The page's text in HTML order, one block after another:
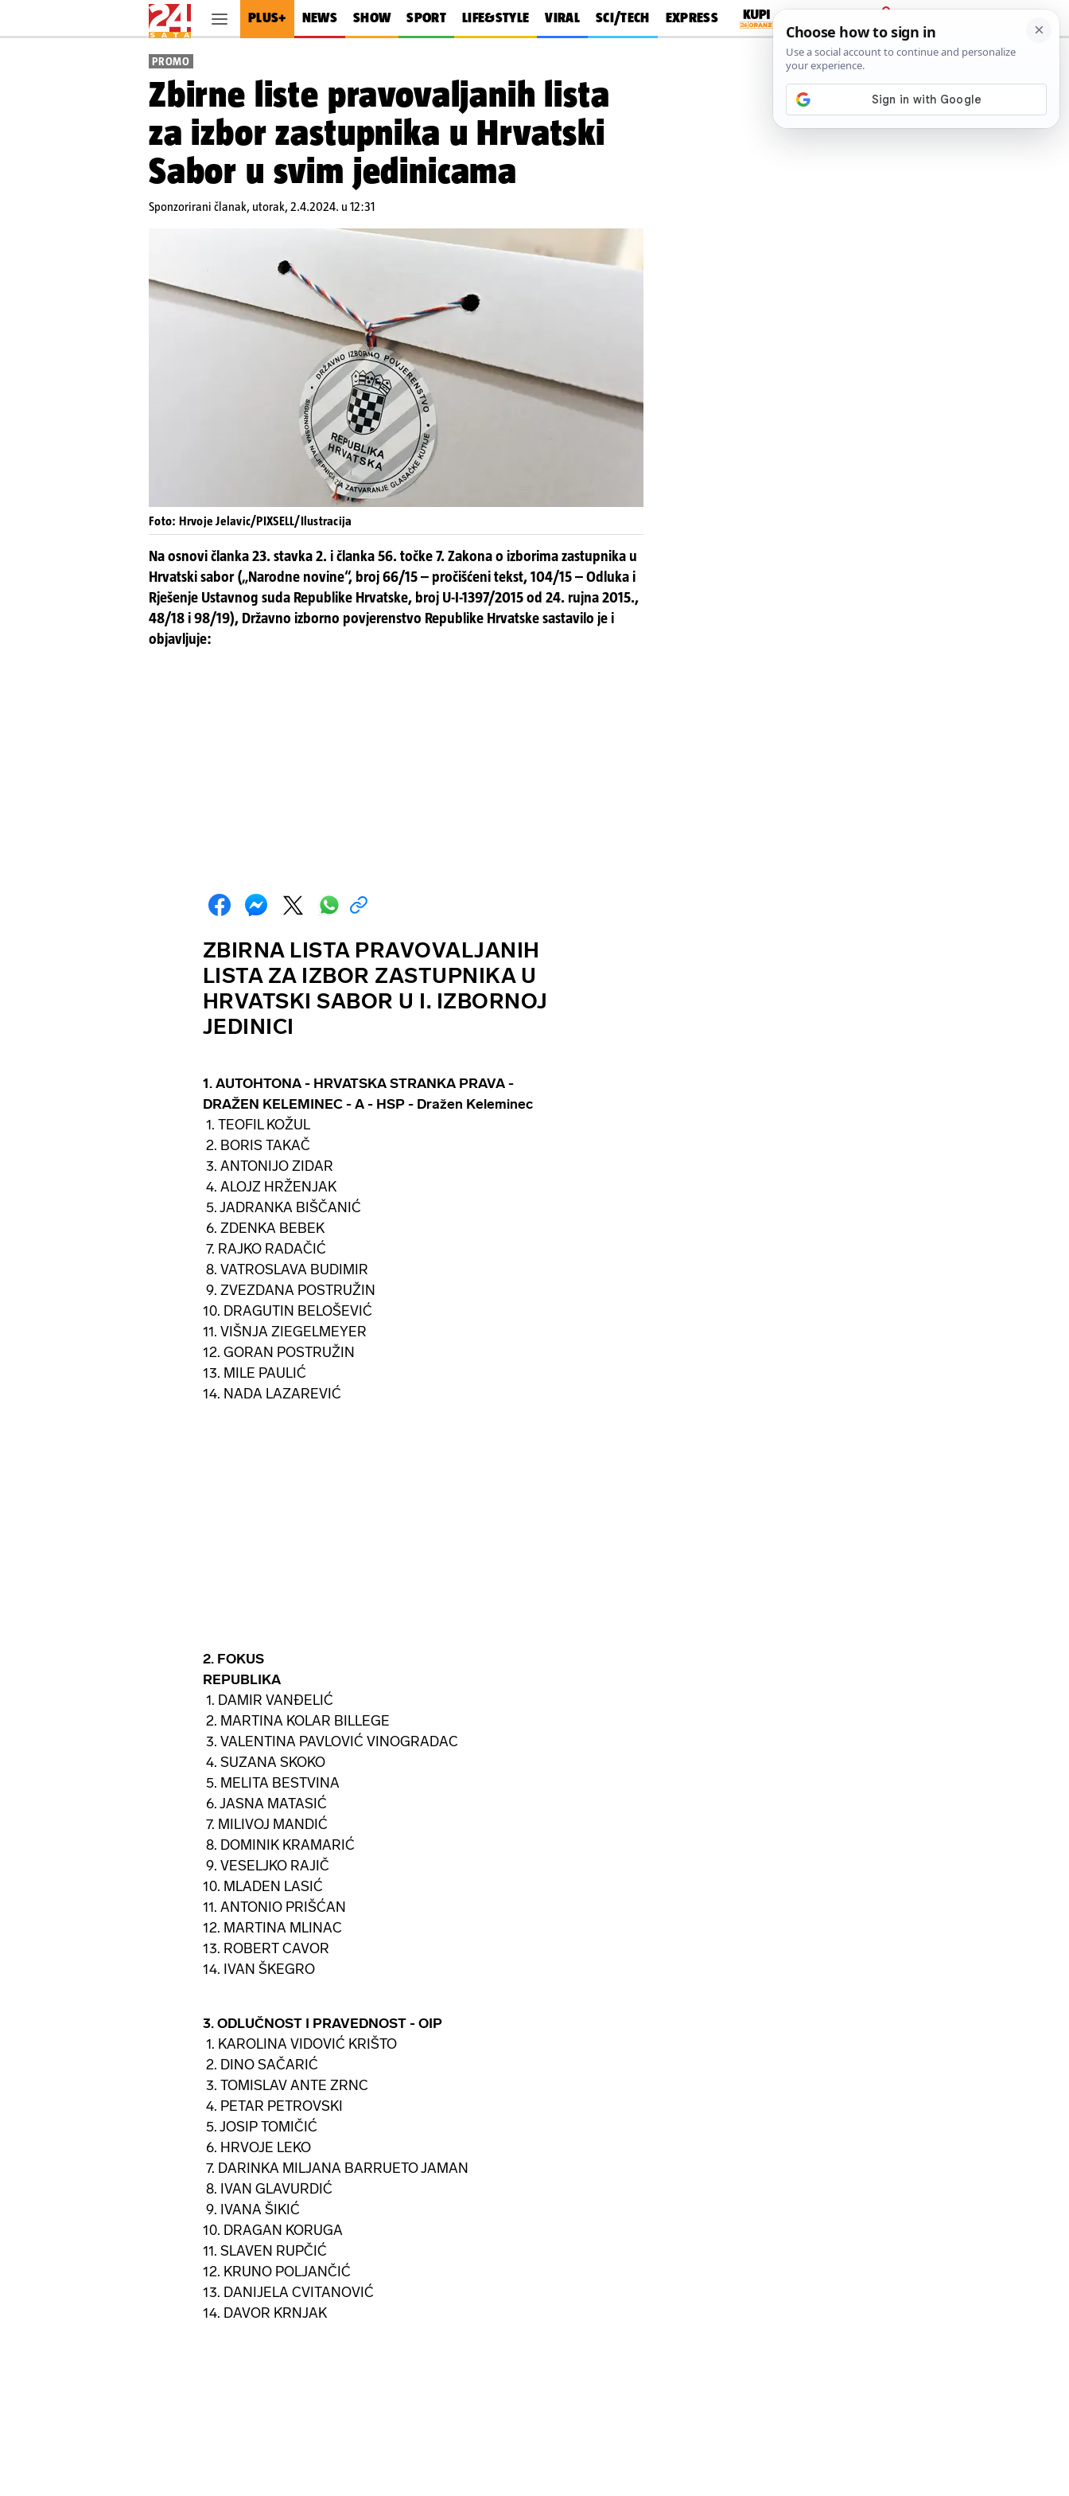
PLUS+ NEWS SHOW SPORT LIFE&STYLE VIRAL SCI/TECH EXPRESS
PRIJAVA
PROMO
Zbirne liste pravovaljanih lista
za izbor zastupnika u Hrvatski
Sabor u svim jedinicama
Sponzorirani članak, utorak, 2.4.2024. u 12:31
Foto: Hrvoje Jelavic/PIXSELL/Ilustracija
Na osnovi članka 23. stavka 2. i članka 56. točke 7. Zakona o izborima zastupnika u
Hrvatski sabor („Narodne novine“, broj 66/15 – pročišćeni tekst, 104/15 – Odluka i
Rješenje Ustavnog suda Republike Hrvatske, broj U-I-1397/2015 od 24. rujna 2015.,
48/18 i 98/19), Državno izborno povjerenstvo Republike Hrvatske sastavilo je i
objavljuje:
ZBIRNA LISTA PRAVOVALJANIH
LISTA ZA IZBOR ZASTUPNIKA U
HRVATSKI SABOR U I. IZBORNOJ
JEDINICI
1. AUTOHTONA - HRVATSKA STRANKA PRAVA -
DRAŽEN KELEMINEC - A - HSP - Dražen Keleminec
1. TEOFIL KOŽUL
2. BORIS TAKAČ
3. ANTONIJO ZIDAR
4. ALOJZ HRŽENJAK
5. JADRANKA BIŠČANIĆ
6. ZDENKA BEBEK
7. RAJKO RADAČIĆ
8. VATROSLAVA BUDIMIR
9. ZVEZDANA POSTRUŽIN
10. DRAGUTIN BELOŠEVIĆ
11. VIŠNJA ZIEGELMEYER
12. GORAN POSTRUŽIN
13. MILE PAULIĆ
14. NADA LAZAREVIĆ
2. FOKUS
REPUBLIKA
1. DAMIR VANĐELIĆ
2. MARTINA KOLAR BILLEGE
3. VALENTINA PAVLOVIĆ VINOGRADAC
4. SUZANA SKOKO
5. MELITA BESTVINA
6. JASNA MATASIĆ
7. MILIVOJ MANDIĆ
8. DOMINIK KRAMARIĆ
9. VESELJKO RAJIČ
10. MLADEN LASIĆ
11. ANTONIO PRIŠĆAN
12. MARTINA MLINAC
13. ROBERT CAVOR
14. IVAN ŠKEGRO
3. ODLUČNOST I PRAVEDNOST - OIP
1. KAROLINA VIDOVIĆ KRIŠTO
2. DINO SAČARIĆ
3. TOMISLAV ANTE ZRNC
4. PETAR PETROVSKI
5. JOSIP TOMIČIĆ
6. HRVOJE LEKO
7. DARINKA MILJANA BARRUETO JAMAN
8. IVAN GLAVURDIĆ
9. IVANA ŠIKIĆ
10. DRAGAN KORUGA
11. SLAVEN RUPČIĆ
12. KRUNO POLJANČIĆ
13. DANIJELA CVITANOVIĆ
14. DAVOR KRNJAK